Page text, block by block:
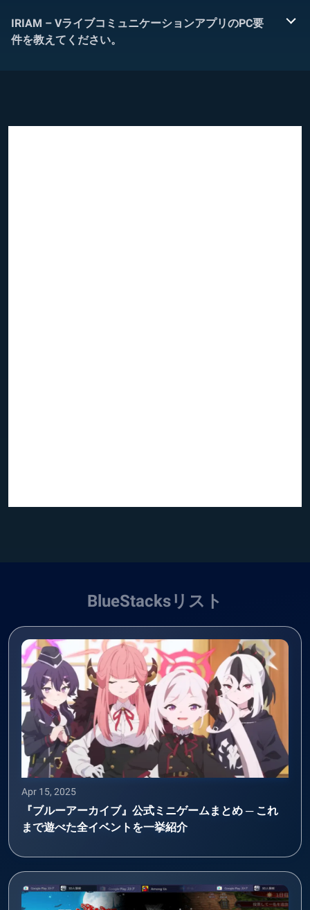
IRIAM – VライブコミュニケーションアプリのPC要
件を教えてください。
BlueStacksリスト
Apr 15, 2025
『ブルーアーカイブ』公式ミニゲームまとめ ─ これ
まで遊べた全イベントを一挙紹介